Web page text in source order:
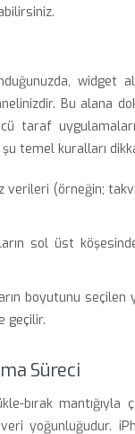
widget
Bu alana
taraf
temel kuralları
verileri (örneğin;
sol üst
boyutunu
geçilir.
Süreci
mantığıyla
yoğunluğudur.